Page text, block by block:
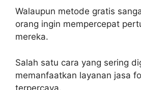
Walaupun metode gratis
orang ingin mempercepat
mereka.
Salah satu cara yang sering
memanfaatkan layanan jasa
terpercaya.